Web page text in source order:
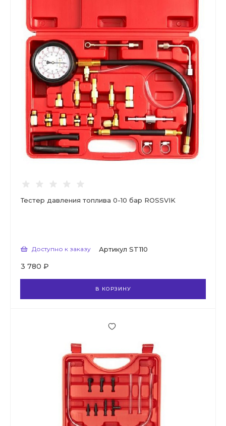
Тестер давления топлива 0-10 бар ROSSVIK
Доступно к заказу Артикул ST110
3 780 ₽
В КОРЗИНУ